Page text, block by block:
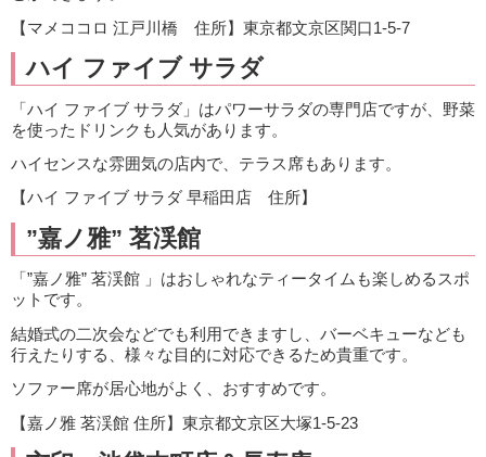
【マメココロ 江戸川橋 住所】東京都文京区関口1-5-7
ハイ ファイブ サラダ
「ハイ ファイブ サラダ」はパワーサラダの専門店ですが、野菜
を使ったドリンクも人気があります。
ハイセンスな雰囲気の店内で、テラス席もあります。
【ハイ ファイブ サラダ 早稲田店 住所】
”嘉ノ雅” 茗渓館
「”嘉ノ雅” 茗渓館 」はおしゃれなティータイムも楽しめるスポ
ットです。
結婚式の二次会などでも利用できますし、バーベキューなども
行えたりする、様々な目的に対応できるため貴重です。
ソファー席が居心地がよく、おすすめです。
【嘉ノ雅 茗渓館 住所】東京都文京区大塚1-5-23